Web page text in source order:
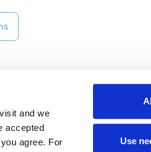
and we
accepted
agree. For
Use